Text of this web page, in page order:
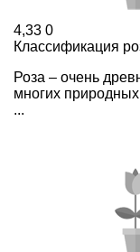
4,33 0
Классификация
Роза – очень
многих
...